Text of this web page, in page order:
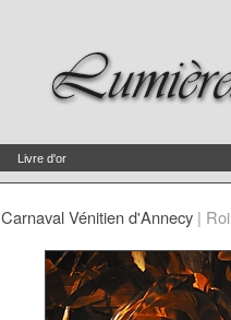
Livre d'or
Carnaval Vénitien d'Annecy |